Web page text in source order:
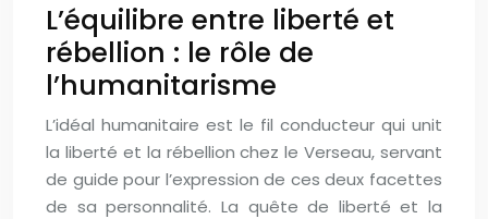
L’équilibre entre liberté et
rébellion : le rôle de
l’humanitarisme
L’idéal humanitaire est le fil conducteur qui unit
la liberté et la rébellion chez le Verseau, servant
de guide pour l’expression de ces deux facettes
de sa personnalité. La quête de liberté et la